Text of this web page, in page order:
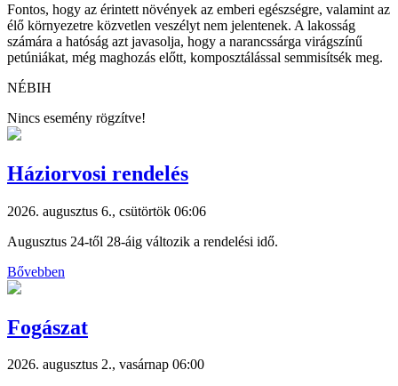
Fontos, hogy az érintett növények az emberi egészségre, valamint az
élő környezetre közvetlen veszélyt nem jelentenek. A lakosság
számára a hatóság azt javasolja, hogy a narancssárga virágszínű
petúniákat, még maghozás előtt, komposztálással semmisítsék meg.
NÉBIH
Nincs esemény rögzítve!
Háziorvosi rendelés
2026. augusztus 6., csütörtök 06:06
Augusztus 24-től 28-áig változik a rendelési idő.
Bővebben
Fogászat
2026. augusztus 2., vasárnap 06:00